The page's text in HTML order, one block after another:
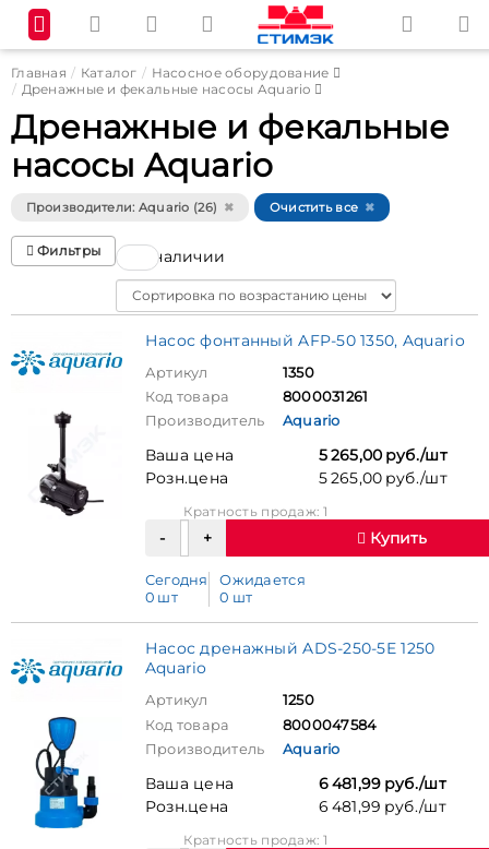
Главная Каталог
Насосное оборудование
Дренажные и фекальные насосы Aquario
Дренажные и фекальные
насосы Aquario
Производители: Aquario (26) Очистить все
Фильтры В наличии
Sort
Насос фонтанный AFP-50 1350, Aquario
Артикул
1350
Код товара
8000031261
Производитель
Aquario
Ваша цена
5 265,00 руб./шт
Розн.цена
5 265,00 руб./шт
Кратность продаж: 1
Купить
Сегодня
0 шт
Ожидается
0 шт
Насос дренажный ADS-250-5E 1250
Aquario
Артикул
1250
Код товара
8000047584
Производитель
Aquario
Ваша цена
6 481,99 руб./шт
Розн.цена
6 481,99 руб./шт
Кратность продаж: 1